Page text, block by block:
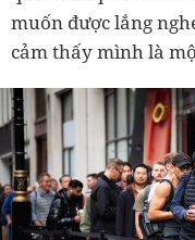
muốn được lắng
cảm thấy mình là